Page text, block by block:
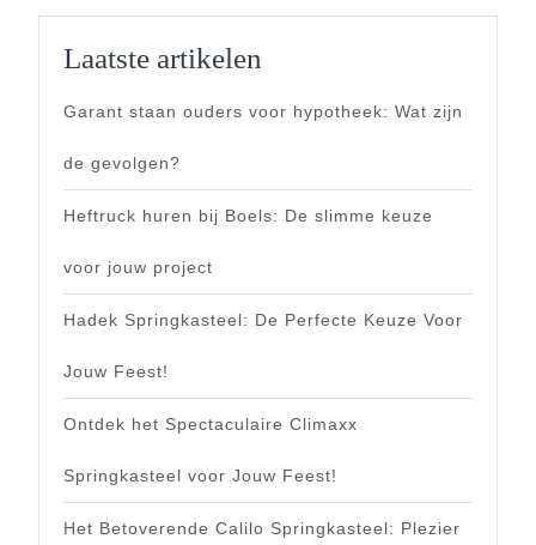
Laatste artikelen
Garant staan ouders voor hypotheek: Wat zijn
de gevolgen?
Heftruck huren bij Boels: De slimme keuze
voor jouw project
Hadek Springkasteel: De Perfecte Keuze Voor
Jouw Feest!
Ontdek het Spectaculaire Climaxx
Springkasteel voor Jouw Feest!
Het Betoverende Calilo Springkasteel: Plezier